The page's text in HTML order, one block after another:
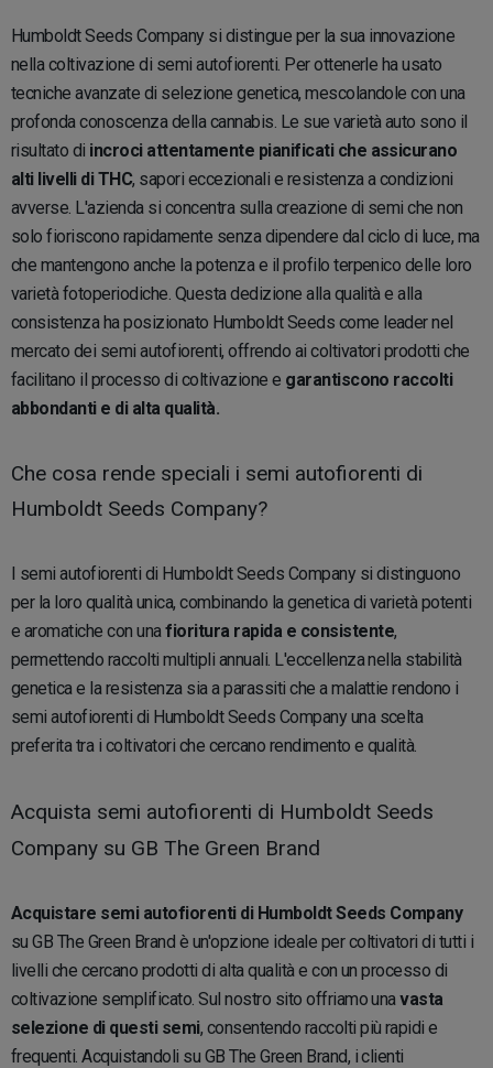
Humboldt Seeds Company si distingue per la sua innovazione
nella coltivazione di semi autofiorenti. Per ottenerle ha usato
tecniche avanzate di selezione genetica, mescolandole con una
profonda conoscenza della cannabis. Le sue varietà auto sono il
risultato di incroci attentamente pianificati che assicurano
alti livelli di THC, sapori eccezionali e resistenza a condizioni
avverse. L'azienda si concentra sulla creazione di semi che non
solo fioriscono rapidamente senza dipendere dal ciclo di luce, ma
che mantengono anche la potenza e il profilo terpenico delle loro
varietà fotoperiodiche. Questa dedizione alla qualità e alla
consistenza ha posizionato Humboldt Seeds come leader nel
mercato dei semi autofiorenti, offrendo ai coltivatori prodotti che
facilitano il processo di coltivazione e garantiscono raccolti
abbondanti e di alta qualità.
Che cosa rende speciali i semi autofiorenti di
Humboldt Seeds Company?
I semi autofiorenti di Humboldt Seeds Company si distinguono
per la loro qualità unica, combinando la genetica di varietà potenti
e aromatiche con unafioritura rapida e consistente,
permettendo raccolti multipli annuali. L'eccellenza nella stabilità
genetica e la resistenza sia a parassiti che a malattie rendono i
semi autofiorenti di Humboldt Seeds Company una scelta
preferita tra i coltivatori che cercano rendimento e qualità.
Acquista semi autofiorenti di Humboldt Seeds
Company su GB The Green Brand
Acquistare semi autofiorenti di Humboldt Seeds Company
su GB The Green Brand è un'opzione ideale per coltivatori di tutti i
livelli che cercano prodotti di alta qualità e con un processo di
coltivazione semplificato. Sul nostro sito offriamo unavasta
selezione di questi semi, consentendo raccolti più rapidi e
frequenti. Acquistandoli su GB The Green Brand, i clienti